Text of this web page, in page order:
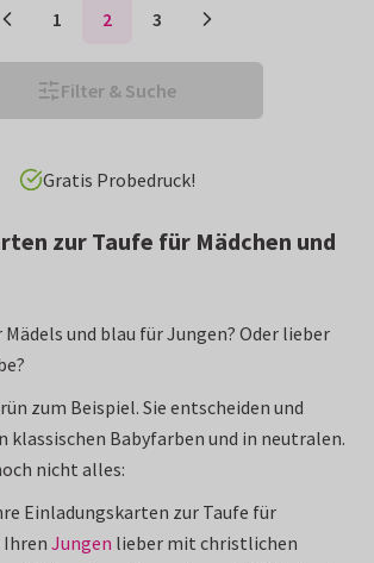
1 2 3
Filter & Suche
15 Uhr bestellt: heute verschickt!*
zur Taufe für Mädchen und
und blau für Jungen? Oder lieber
zum Beispiel. Sie entscheiden und
klassischen Babyfarben und in neutralen.
nicht alles:
Einladungskarten zur Taufe für
Ihren Jungen lieber mit christlichen